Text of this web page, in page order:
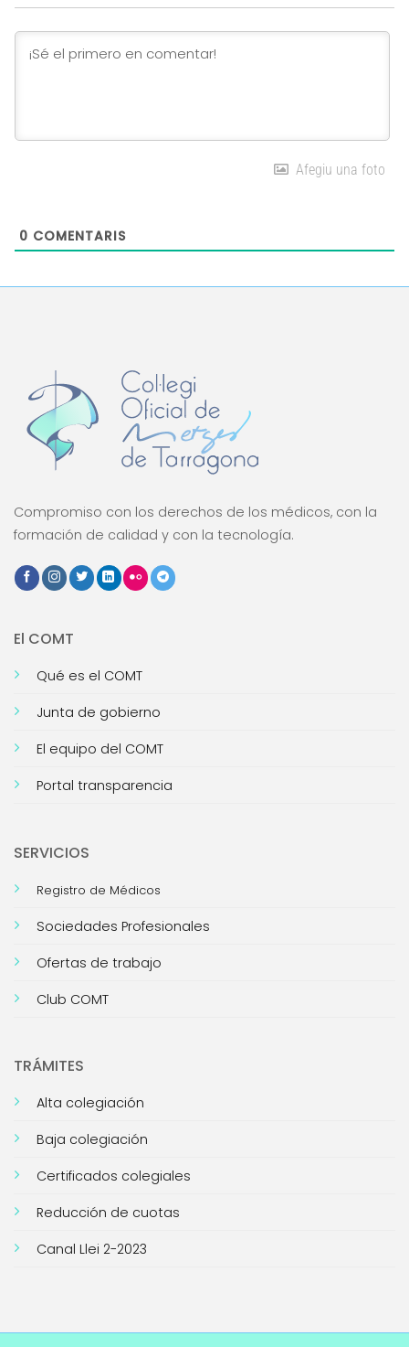
Afegiu una foto
0 COMENTARIS
Compromiso con los derechos de los médicos, con la
formación de calidad y con la tecnología.
El COMT
Qué es el COMT
Junta de gobierno
El equipo del COMT
Portal transparencia
SERVICIOS
Registro de Médicos
Sociedades Profesionales
Ofertas de trabajo
Club COMT
TRÁMITES
Alta colegiación
Baja colegiación
Certificados colegiales
Reducción de cuotas
Canal Llei 2-2023